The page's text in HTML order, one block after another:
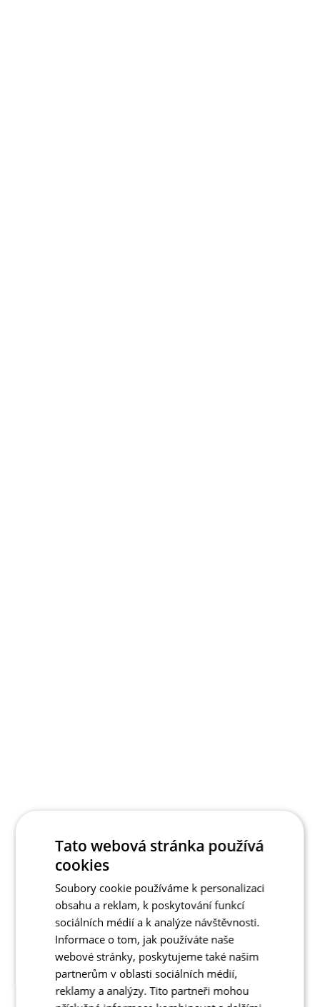
Tato webová stránka používá
cookies
Soubory cookie používáme k personalizaci
obsahu a reklam, k poskytování funkcí
sociálních médií a k analýze návštěvnosti.
Informace o tom, jak používáte naše
webové stránky, poskytujeme také našim
partnerům v oblasti sociálních médií,
reklamy a analýzy. Tito partneři mohou